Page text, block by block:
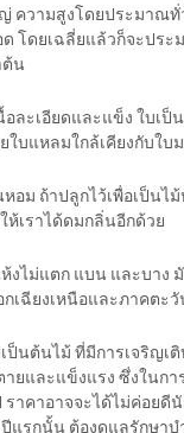
ความสูงโดยประมาณ
โดยเฉลี่ยแล้วก็จะปร
ต้น
อละเอียดและแข็ง ใบเ
บแหลมใกล้เคียงกับใ
อม ถ้าปลูกไว้เพื่อเป็นไ
เราได้ดมกลิ่นอีกด้วย
งไม่แตก แบน และบาง
เฉียงเหนือและภาคตะ
ป็นต้นไม้ ที่มีการเจริญเ
ยและแข็งแรง ซึ่งในก
าคาอาจจะได้ไม่ค่อย
แรกนั้น ต้องดูแลรักษา